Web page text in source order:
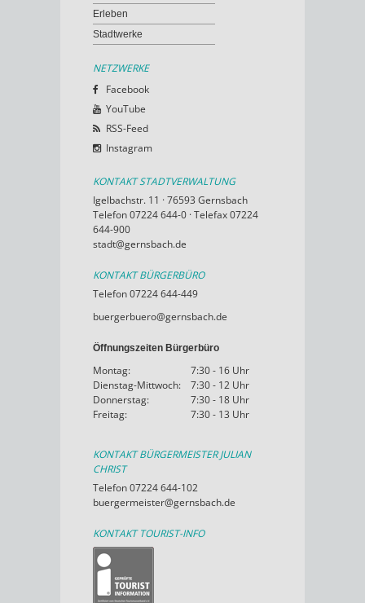
Erleben
Stadtwerke
NETZWERKE
Facebook
YouTube
RSS-Feed
Instagram
KONTAKT STADTVERWALTUNG
Igelbachstr. 11 · 76593 Gernsbach
Telefon 07224 644-0 · Telefax 07224
644-900
stadt@gernsbach.de
KONTAKT BÜRGERBÜRO
Telefon 07224 644-449
buergerbuero@gernsbach.de
Öffnungszeiten Bürgerbüro
Montag:
7:30 - 16 Uhr
Dienstag-Mittwoch:
7:30 - 12 Uhr
Donnerstag:
7:30 - 18 Uhr
Freitag:
7:30 - 13 Uhr
KONTAKT BÜRGERMEISTER JULIAN
CHRIST
Telefon 07224 644-102
buergermeister@gernsbach.de
KONTAKT TOURIST-INFO